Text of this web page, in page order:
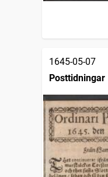
1645-05-07
Posttidningar